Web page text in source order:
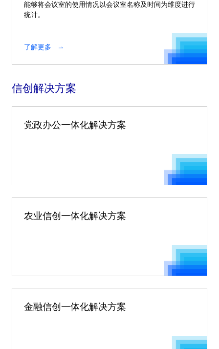
能够将会议室的使用情况以会议室名称及时间为维度进行
统计。
了解更多
信创解决方案
党政办公一体化解决方案
农业信创一体化解决方案
金融信创一体化解决方案